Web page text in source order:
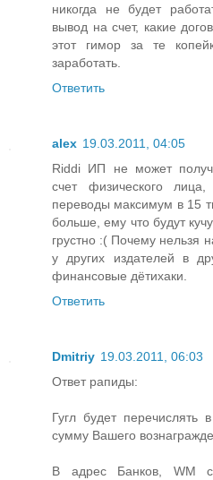
никогда не будет
вывод на счет, какие
этот гимор за те
заработать.
Ответить
alex 19.03.2011, 04:05
Riddi ИП не может
счет физического
переводы максимум в 15
больше, ему что будут
грустно :( Почему нельзя
у других издателей в
финансовые дётихаки.
Ответить
Dmitriy 19.03.2011, 06:03
Ответ рапиды:
Гугл будет
сумму Вашего
В адрес Банков, WM